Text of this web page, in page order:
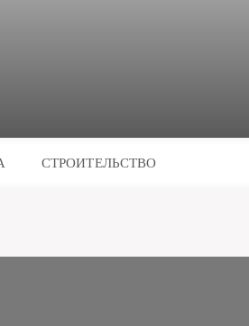
СТРОИТЕЛЬСТВО